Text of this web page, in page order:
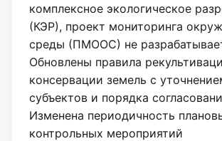
комплексное экологическое
(КЭР), проект мониторинга
среды (ПМООС) не
Обновлены правила
консервации земель с
субъектов и порядка
Изменена периодичность
контрольных мероприятий